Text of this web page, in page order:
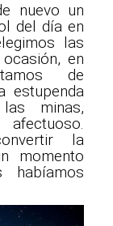
nuevo un
del día en
las
en
de
estupenda
minas,
la
momento
habíamos